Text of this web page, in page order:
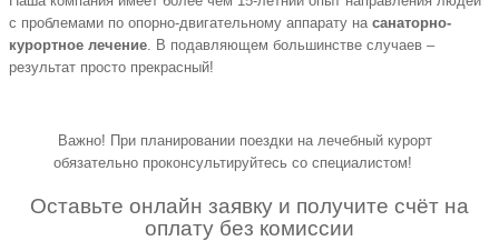
с проблемами по опорно-двигательному аппарату на санаторно-
курортное лечение . В подавляющем большинстве случаев –
результат просто прекрасный!
Важно! При планировании поездки на лечебный курорт
обязательно проконсультируйтесь со специалистом!
Оставьте онлайн заявку и получите счёт на
оплату без комиссии